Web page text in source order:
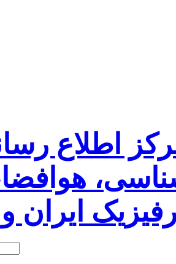
اطلاع
ایران